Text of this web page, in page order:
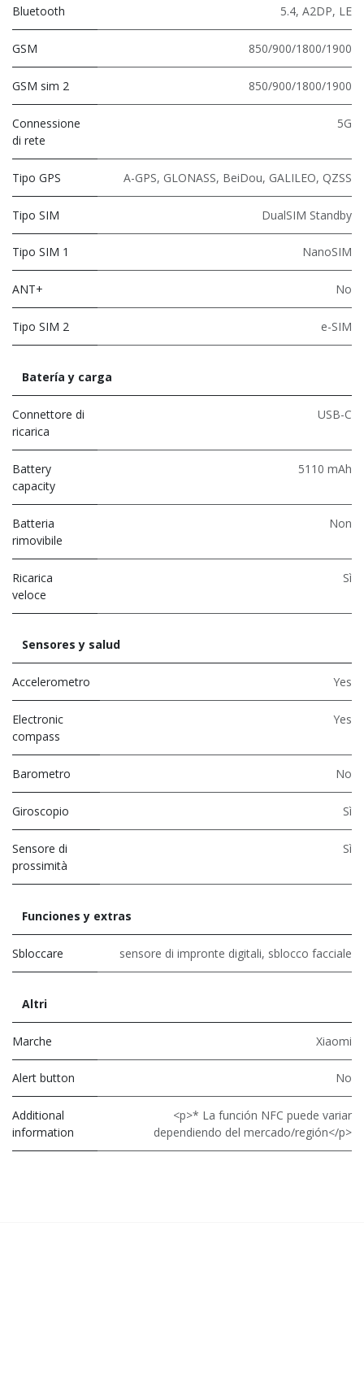
Bluetooth 5.4, A2DP, LE
GSM 850/900/1800/1900
GSM sim 2 850/900/1800/1900
Connessione
di rete
5G
Tipo GPS A-GPS, GLONASS, BeiDou, GALILEO, QZSS
Tipo SIM DualSIM Standby
Tipo SIM 1 NanoSIM
ANT+ No
Tipo SIM 2 e-SIM
Batería y carga
Connettore di
ricarica
USB-C
Battery
capacity
5110 mAh
Batteria
rimovibile
Non
Ricarica
veloce
Sì
Sensores y salud
Accelerometro Yes
Electronic
compass
Yes
Barometro No
Giroscopio Sì
Sensore di
prossimità
Sì
Funciones y extras
Sbloccare sensore di impronte digitali, sblocco facciale
Altri
Marche Xiaomi
Alert button No
Additional
information
<p>* La función NFC puede variar
dependiendo del mercado/región</p>